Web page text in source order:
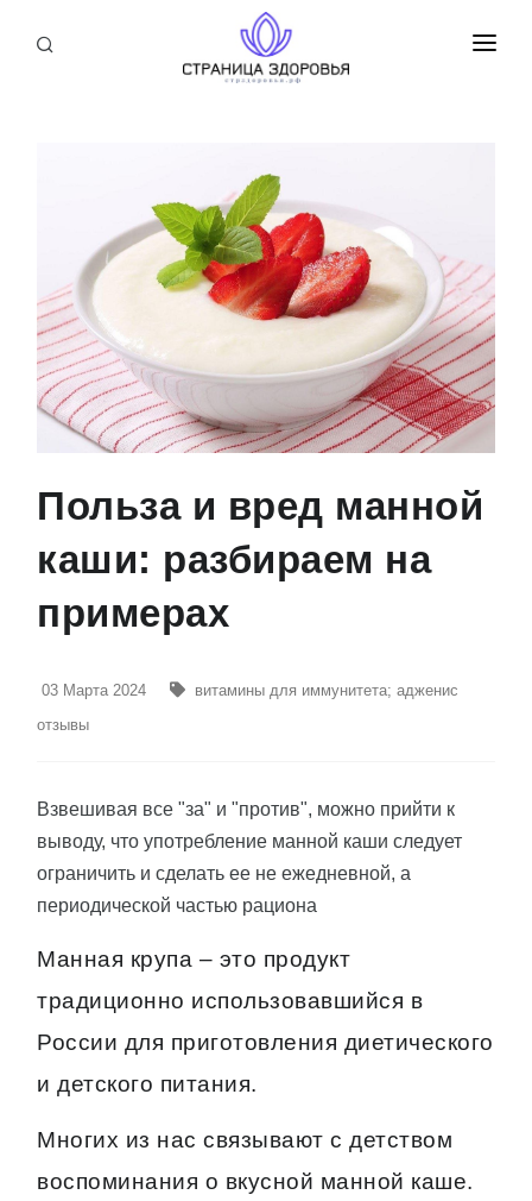
НОВОСТИ
О НАС
Польза и вред манной
каши: разбираем на
примерах
03 Марта 2024 витамины для иммунитета; адженис
отзывы
Взвешивая все "за" и "против", можно прийти к
выводу, что употребление манной каши следует
ограничить и сделать ее не ежедневной, а
периодической частью рациона
Манная крупа – это продукт
традиционно использовавшийся в
России для приготовления диетического
и детского питания.
Многих из нас связывают с детством
воспоминания о вкусной манной каше.